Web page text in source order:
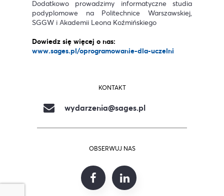
Dodatkowo prowadzimy informatyczne studia
podyplomowe na Politechnice Warszawskiej,
SGGW i Akademii Leona Koźmińskiego
Dowiedz się więcej o nas:
www.sages.pl/oprogramowanie-dla-uczelni
wydarzenia@sages.pl
OBSERWUJ NAS
KONTAKT